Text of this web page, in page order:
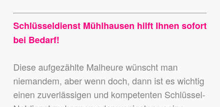
Schlüsseldienst Mühlhausen hilft Ihnen sofort
bei Bedarf!
Diese aufgezählte Malheure wünscht man
niemandem, aber wenn doch, dann ist es wichtig
einen zuverlässigen und kompetenten Schlüssel-